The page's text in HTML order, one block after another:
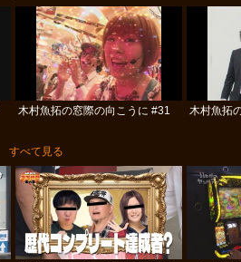
木村魚拓の窓際の向こうに #31 木村魚拓
すべて見る